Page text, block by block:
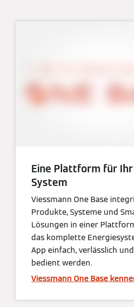
Eine Plattform für
System
Viessmann One Base
Produkte, Systeme und
Lösungen in einer
das komplette
App einfach, verlässlich
bedient werden.
Viessmann One Base